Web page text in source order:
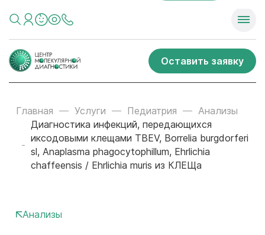
Оставить заявку
Главная Услуги Педиатрия
Анализы
Диагностика инфекций, передающихся
иксодовыми клещами TBEV, Borrelia burgdorferi
sl, Anaplasma phagocytophillum, Ehrlichia
chaffeensis / Ehrlichia muris из КЛЕЩа
Анализы